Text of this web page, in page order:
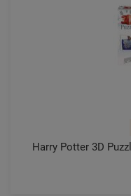
Harry Potter 3D